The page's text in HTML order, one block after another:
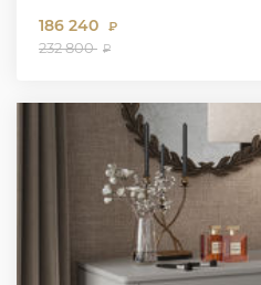
186 240 ₽
232 800 ₽